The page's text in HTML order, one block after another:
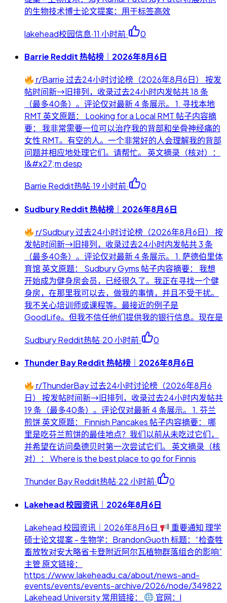
的生物技术博士论文提案：用于标签高效
lakehead校园信息·11 小时前· 0
Barrie Reddit 热帖榜｜2026年8月6日
r/Barrie 过去24小时讨论榜（2026年8月6日） 按发
帖时间新→旧排列，收录过去24小时内发帖共 18 条
（最多40条）。评论仅对最新 4 条展示。 1. 寻找本地
RMT 英文原题： Looking for a Local RMT 帖子内容摘
要： 我非常需要一位可以治疗我的背部和坐骨神经痛的
女性 RMT。有空的人。一个非常好的人会理解我的背部
问题并相应地处理它们。请帮忙。 英文摘录（核对）：
I&#x27;m desp
Barrie Reddit热帖·19 小时前· 0
Sudbury Reddit 热帖榜｜2026年8月6日
r/Sudbury 过去24小时讨论榜（2026年8月6日） 按
发帖时间新→旧排列，收录过去24小时内发帖共 3 条
（最多40条）。评论仅对最新 4 条展示。 1. 萨德伯里体
育馆 英文原题： Sudbury Gyms 帖子内容摘要： 我想
开始成为健身房会员，已经很久了。我正在寻找一个健
身房，在那里我可以去，做我的事情，并且不受干扰。
我不关心培训师或课程等。最接近的例子是
GoodLife。但我不信任他们提供我的银行信息。现在是
Sudbury Reddit热帖·20 小时前· 0
Thunder Bay Reddit 热帖榜｜2026年8月6日
r/ThunderBay 过去24小时讨论榜（2026年8月6
日） 按发帖时间新→旧排列，收录过去24小时内发帖共
19 条（最多40条）。评论仅对最新 4 条展示。 1. 芬兰
煎饼 英文原题： Finnish Pancakes 帖子内容摘要： 哪
里是吃芬兰煎饼的最佳地点？我们以前从未吃过它们，
并希望在访问桑德贝时第一次尝试它们。 英文摘录（核
对）： Where is the best place to go for Finnis
Thunder Bay Reddit热帖·22 小时前· 0
Lakehead 校园资讯｜2026年8月6日
Lakehead 校园资讯｜2026年8月6日
重要通知 理学
硕士论文提案 - 生物学：BrandonGuoth 标题：“检查牲
畜放牧对安大略省卡登附近阿尔瓦植物群落组合的影响”
主管 原文链接：
https://www.lakeheadu.ca/about/news-and-
events/events/events-archive/2026/node/349822
Lakehead University 常用链接：
官网：l